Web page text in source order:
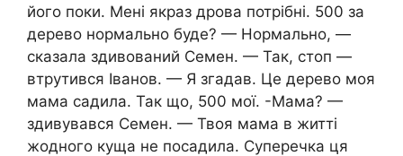
його поки. Мені якраз дрова потрібні. 500 за
дерево нормально буде? — Нормально, —
сказала здивований Семен. — Так, стоп —
втрутився Іванов. — Я згадав. Це дерево моя
мама садила. Так що, 500 мої. -Мама? —
здивувався Семен. — Твоя мама в житті
жодного куща не посадила. Суперечка ця